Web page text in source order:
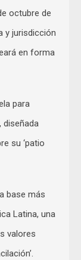
octubre de
y jurisdicción
en forma
para
diseñada
su ‘patio
base más
Latina, una
valores